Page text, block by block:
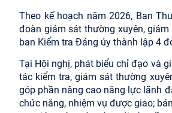
Theo kế hoạch năm 2026, Ban
đoàn giám sát thường xuyên,
ban Kiểm tra Đảng ủy thành lập 4
Tại Hội nghị, phát biểu chỉ đạo và
tác kiểm tra, giám sát thường
góp phần nâng cao năng lực lãnh
chức năng, nhiệm vụ được giao;